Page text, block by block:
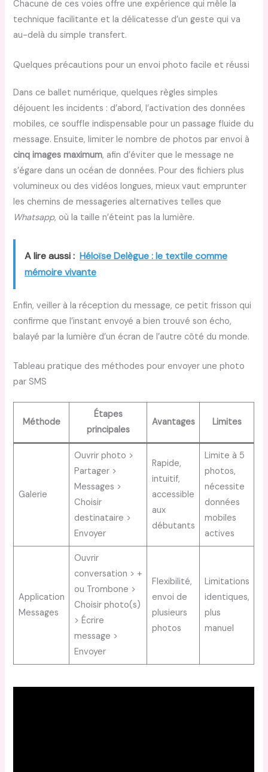
Chacune de ces voies offre une expérience qui mêle la
technique facilitante et la délicatesse d’un geste qui va
au-delà du simple transfert.
Quelques précautions pour un envoi photo facile et réussi
Dans ce ballet numérique, quelques règles simples
déjouent les incidents : d’abord, l’activation des données
mobiles, ce souffle indispensable pour un passage fluide du
message. Ensuite, limiter le nombre de photos par envoi à
cinq images maximum, afin d’éviter que le message ne
s’égare dans un océan de données. Pour des fichiers plus
volumineux ou des vidéos longues, mieux vaut emprunter
les chemins de messageries alternatives telles que
Whatsapp, où la taille n’éteint pas la lumière.
A lire aussi : Héloïse Delègue : le textile comme
mémoire vivante
Enfin, veiller à la réception du message, ce petit frisson qui
confirme que l’instant envoyé a bien trouvé son écho,
balayé par la lumière d’un écran de l’autre côté du monde.
Tableau pratique des méthodes pour envoyer une photo
par SMS
Méthode
Étapes
principales
Avantages Limites
Galerie
Ouvrir photo >
Partager >
Messages >
Choisir
destinataire >
Envoyer
Rapide,
intuitif,
accessible
aux
débutants
Limite à 5
photos,
nécessite
données
mobiles
actives
Application
Messages
Ouvrir
conversation > +
ou Trombone >
Choisir photo(s)
> Écrire
message >
Envoyer
Flexibilité,
envoi de
plusieurs
photos
Limitations
identiques,
plus
manuel